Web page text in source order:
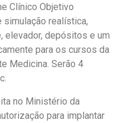
Clínico Objetivo
simulação realística,
elevador, depósitos e um
para os cursos da
Medicina. Serão 4
no Ministério da
para implantar